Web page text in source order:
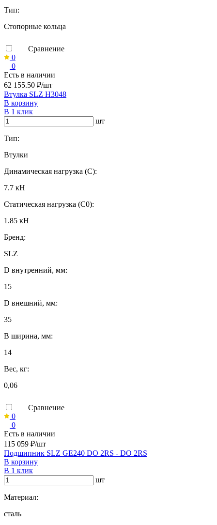
Тип:
Стопорные кольца
Сравнение
0
0
Есть в наличии
62 155.50 ₽/шт
Втулка SLZ H3048
В корзину
В 1 клик
шт
Тип:
Втулки
Динамическая нагрузка (C):
7.7 кН
Статическая нагрузка (C0):
1.85 кН
Бренд:
SLZ
D внутренний, мм:
15
D внешний, мм:
35
B ширина, мм:
14
Вес, кг:
0,06
Сравнение
0
0
Есть в наличии
115 059 ₽/шт
Подшипник SLZ GE240 DO 2RS - DO 2RS
В корзину
В 1 клик
шт
Материал:
сталь